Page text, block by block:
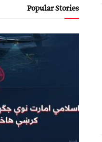
Popular Stories